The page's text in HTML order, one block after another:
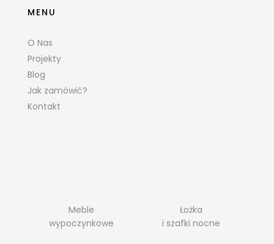
MENU
O Nas
Projekty
Blog
Jak zamówić?
Kontakt
Meble
wypoczynkowe
Łożka
i szafki nocne